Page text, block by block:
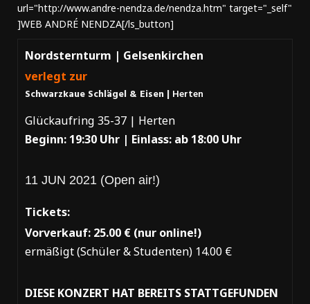
url="http://www.andre-nendza.de/nendza.htm" target="_self"
]WEB ANDRÉ NENDZA[/ls_button]
Nordsternturm | Gelsenkirchen
verlegt zur
Schwarzkaue Schlägel & Eisen | Herten
Glückaufring 35-37 | Herten
Beginn: 19:30 Uhr | Einlass: ab 18:00 Uhr
11 JUN 2021 (Open air!)
Tickets:
Vorverkauf: 25.00 € (nur online!)
ermäßigt (Schüler & Studenten) 14.00 €
DIESE KONZERT HAT BEREITS STATTGEFUNDEN